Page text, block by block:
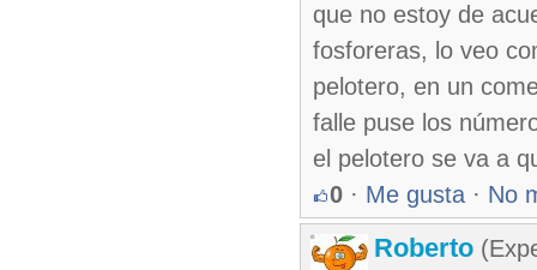
que no estoy de
fosforeras, lo veo
pelotero, en un
falle puse los
el pelotero se va a
0 · Me gusta · No
Roberto